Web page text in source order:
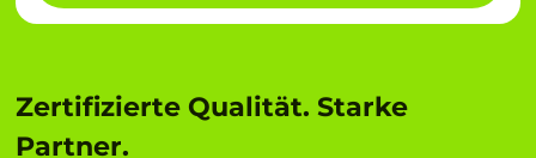
Zertifizierte Qualität. Starke
Partner.